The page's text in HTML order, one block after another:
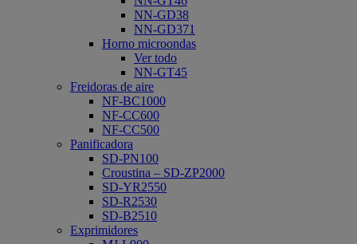
NN-GD38
NN-GD371
Horno microondas
Ver todo
NN-GT45
Freidoras de aire
NF-BC1000
NF-CC600
NF-CC500
Panificadora
SD-PN100
Croustina – SD-ZP2000
SD-YR2550
SD-R2530
SD-B2510
Exprimidores